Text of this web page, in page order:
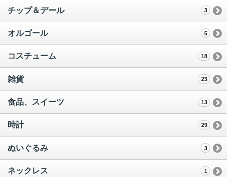
チップ＆デール 3
オルゴール 5
コスチューム 18
雑貨 23
食品、スイーツ 13
時計 29
ぬいぐるみ 3
ネックレス 1